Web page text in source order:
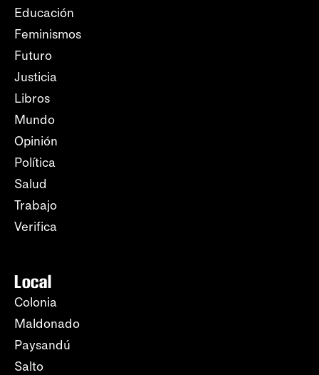
Educación
Feminismos
Futuro
Justicia
Libros
Mundo
Opinión
Política
Salud
Trabajo
Verifica
Local
Colonia
Maldonado
Paysandú
Salto